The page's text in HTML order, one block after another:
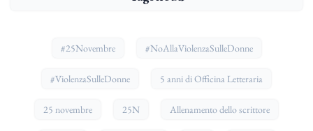
#25Novembre #NoAllaViolenzaSulleDonne
#ViolenzaSulleDonne 5 anni di Officina Letteraria
25 novembre 25N Allenamento dello scrittore